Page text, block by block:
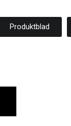
Produktblad